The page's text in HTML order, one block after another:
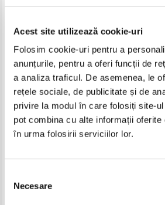
Acest site utilizează cookie-uri
Folosim cookie-uri pentru a
anunțurile, pentru a oferi funcții de
a analiza traficul. De asemenea, le
rețele sociale, de publicitate și de
privire la modul în care folosiți site-
pot combina cu alte informații
în urma folosirii serviciilor lor.
consimțământului
Necesare
Dan Brown - Fortareata digitala
22,00Lei 17,60
Adaugă în coș